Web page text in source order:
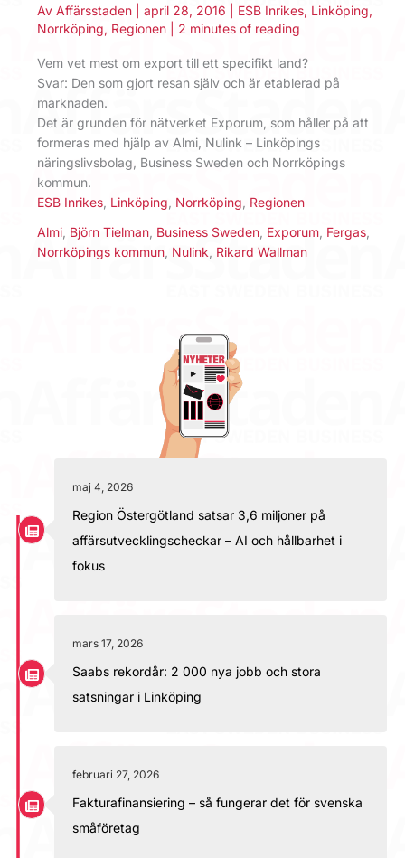
Av Affärsstaden april 28, 2016 ESB Inrikes, Linköping,
Norrköping, Regionen 2 minutes of reading
Vem vet mest om export till ett specifikt land?
Svar: Den som gjort resan själv och är etablerad på
marknaden.
Det är grunden för nätverket Exporum, som håller på att
formeras med hjälp av Almi, Nulink – Linköpings
näringslivsbolag, Business Sweden och Norrköpings
kommun.
ESB Inrikes Linköping Norrköping Regionen
Almi Björn Tielman Business Sweden Exporum Fergas
Norrköpings kommun Nulink Rikard Wallman
maj 4, 2026
Region Östergötland satsar 3,6 miljoner på
affärsutvecklingscheckar – AI och hållbarhet i
fokus
mars 17, 2026
Saabs rekordår: 2 000 nya jobb och stora
satsningar i Linköping
februari 27, 2026
Fakturafinansiering – så fungerar det för svenska
småföretag